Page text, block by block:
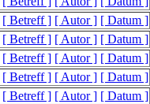
[ Betreff ] [ Autor ] [ Datum ]
[ Betreff ] [ Autor ] [ Datum ]
[ Betreff ] [ Autor ] [ Datum ]
[ Betreff ] [ Autor ] [ Datum ]
[ Betreff ] [ Autor ] [ Datum ]